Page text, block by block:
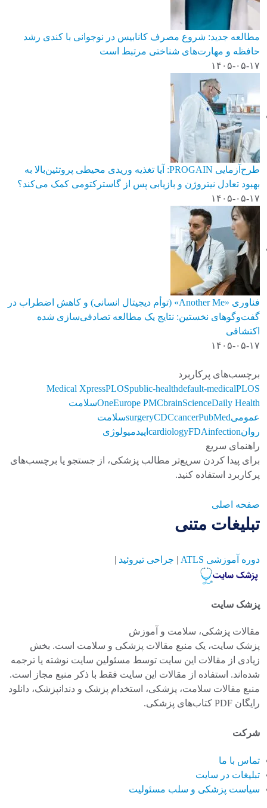
مطالعه جدید: شروع مصرف کانابیس در نوجوانی با کندی رشد
حافظه و مهارت‌های شناختی مرتبط است
۱۴۰۵-۰۵-۱۷
طرح‌آزمایی PROGAIN: آیا تغذیه وریدی محیطی پروتئین‌بالا به
بهبود تعادل نیتروژن و بازیابی پس از گاسترکتومی کمک می‌کند؟
۱۴۰۵-۰۵-۱۷
فناوری «Another Me» (توأم دیجیتال انسانی) و کاهش اضطراب در
گفت‌وگوهای نخستین: نتایج یک مطالعه تصادفی‌سازی شده
اکتشافی
۱۴۰۵-۰۵-۱۷
برچسب‌های پرکاربرد
Medical XpressPLOSpublic-healthdefault-medicalPLOS
OneEurope PMCbrainScienceDaily Health
سلامت
عمومی
surgeryCDCcancerPubMed
سلامت
روان
cardiologyFDAinfection
اپیدمیولوژی
راهنمای سریع
برای پیدا کردن سریع‌تر مطالب پزشکی، از جستجو یا برچسب‌های
پرکاربرد استفاده کنید.
صفحه اصلی
تبلیغات متنی
دوره آموزشی ATLS | جراحی تیروئید |
پزشک سایت
مقالات پزشکی، سلامت و آموزش
پزشک سایت، یک منبع مقالات پزشکی و سلامت است. بخش
زیادی از مقالات این سایت توسط مسئولین سایت نوشته یا ترجمه
شده‌اند. استفاده از مقالات این سایت فقط با ذکر منبع مجاز است.
منبع مقالات سلامت، پزشکی، استخدام پزشک و دندانپزشک، دانلود
رایگان PDF کتاب‌های پزشکی.
شرکت
تماس با ما
تبلیغات در سایت
سیاست پزشکی و سلب مسئولیت